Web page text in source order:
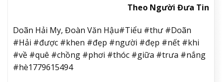
Theo Người Đưa Tin
Doãn Hải My, Đoàn Văn Hậu#Tiểu #thư #Doãn
#Hải #được #khen #đẹp #người #đẹp #nết #khi
#về #quê #chồng #phơi #thóc #giữa #trưa #nắng
#hè1779615494